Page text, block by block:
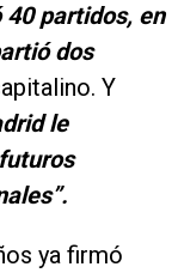
partidos, en
dos
Y
le
ya firmó